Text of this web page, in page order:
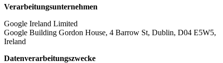
Verarbeitungsunternehmen
Google Ireland Limited
Google Building Gordon House, 4 Barrow St, Dublin, D04 E5W5,
Ireland
Datenverarbeitungszwecke